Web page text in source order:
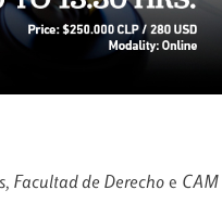
, Facultad de Derechoe CAM